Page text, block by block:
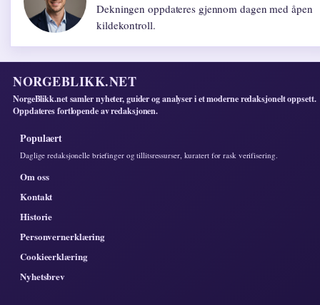
Dekningen oppdateres gjennom dagen med åpen
kildekontroll.
NORGEBLIKK.NET
NorgeBlikk.net samler nyheter, guider og analyser i et moderne redaksjonelt oppsett.
Oppdateres fortlopende av redaksjonen.
Populaert
Daglige redaksjonelle briefinger og tillitsressurser, kuratert for rask verifisering.
Om oss
Kontakt
Historie
Personvernerklæring
Cookieerklæring
Nyhetsbrev